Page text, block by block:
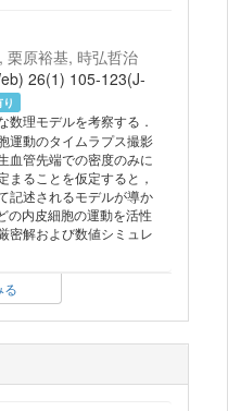
栗原裕基, 時弘哲治
26(1) 105‐123(J‐
数理モデルを考察する．
運動のタイムラプス撮影
血管先端での密度のみに
まることを仮定すると，
記述されるモデルが導か
の内皮細胞の運動を活性
密解および数値シミュレ
る